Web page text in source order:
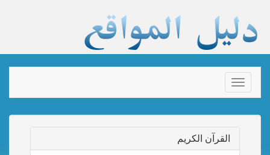
Toggle
navigation
القرآن الكريم